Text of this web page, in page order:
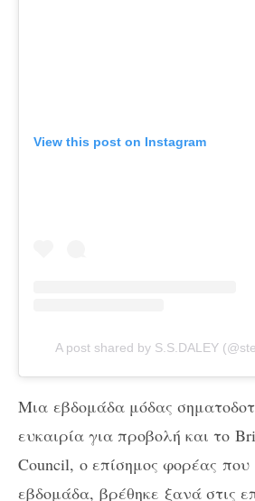
View this post on Instagram
A post shared by S.S.DALEY
Μια εβδομάδα μόδας
ευκαιρία για προβολή και το
Council, ο επίσημος φορέας που
εβδομάδα, βρέθηκε ξανά στις